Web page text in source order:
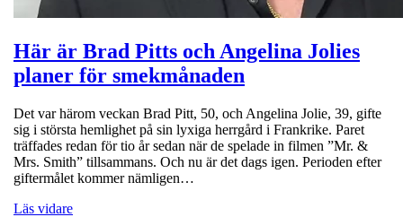
Här är Brad Pitts och Angelina Jolies
planer för smekmånaden
Det var härom veckan Brad Pitt, 50, och Angelina Jolie, 39, gifte
sig i största hemlighet på sin lyxiga herrgård i Frankrike. Paret
träffades redan för tio år sedan när de spelade in filmen ”Mr. &
Mrs. Smith” tillsammans. Och nu är det dags igen. Perioden efter
giftermålet kommer nämligen…
Läs vidare